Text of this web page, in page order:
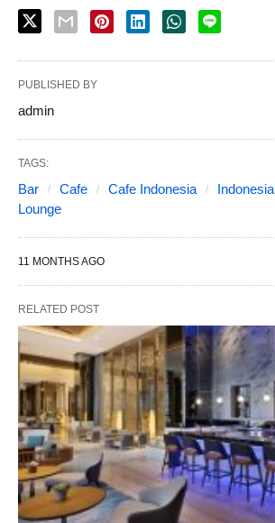
PUBLISHED BY
admin
TAGS:
Bar Cafe Cafe Indonesia Indonesia
Lounge
11 MONTHS AGO
RELATED POST